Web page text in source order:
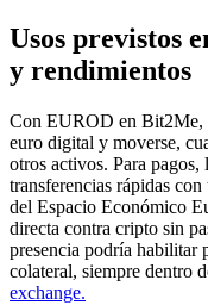
Usos previstos
y rendimientos
Con EUROD en Bit2Me,
euro digital y moverse,
otros activos. Para pagos,
transferencias rápidas
del Espacio Económico
directa contra cripto sin
presencia podría habilitar
colateral, siempre dentro
exchange.